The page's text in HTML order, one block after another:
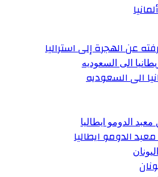
عن الهجرة إلى استراليا
الى السعوديه
الدومو ايطاليا